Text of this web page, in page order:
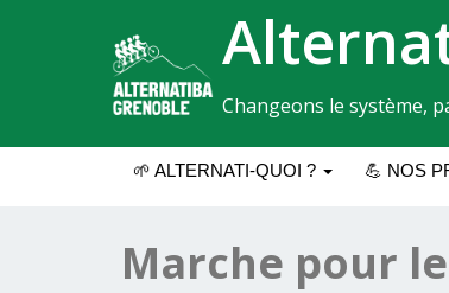
Changeons le système,
🌱 ALTERNATI-QUOI ? 💪 NOS
Marche pour